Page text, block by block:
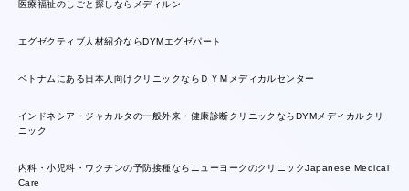
医療福祉のしごと探しならメディルン
エグゼクティブ人材紹介ならDYMエグゼパート
ベトナムにある日本人向けクリニックならＤＹＭメディカルセンター
インドネシア・ジャカルタの一般外来・健康診断クリニックならDYMメディカルクリ
ニック
内科・小児科・ワクチンの予防接種ならニューヨークのクリニックJapanese Medical
Care